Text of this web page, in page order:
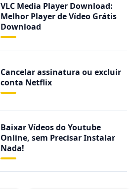
VLC Media Player Download:
Melhor Player de Vídeo Grátis
Download
Cancelar assinatura ou excluir
conta Netflix
Baixar Vídeos do Youtube
Online, sem Precisar Instalar
Nada!